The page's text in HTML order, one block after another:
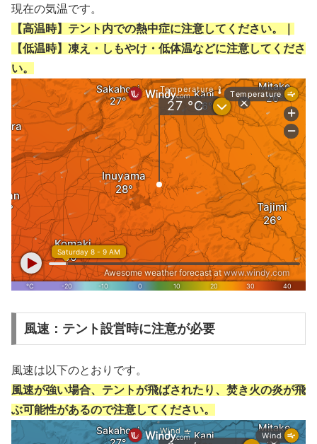
現在の気温です。
【高温時】テント内での熱中症に注意してください。｜
【低温時】凍え・しもやけ・低体温などに注意してくださ
い。
風速：テント設営時に注意が必要
風速は以下のとおりです。
風速が強い場合、テントが飛ばされたり、焚き火の炎が飛
ぶ可能性があるので注意してください。